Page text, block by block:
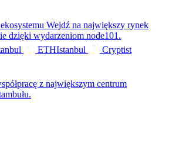
Wejdź na największy rynek
dzięki wydarzeniom node101.
ETHIstanbul Cryptist
z największym centrum